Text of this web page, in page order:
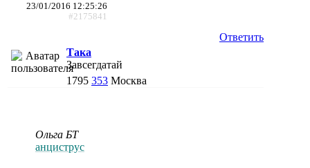
23/01/2016 12:25:26
#2175841
Ответить
Така
Завсегдатай
1795 353 Москва
Ольга БТ
анциструс